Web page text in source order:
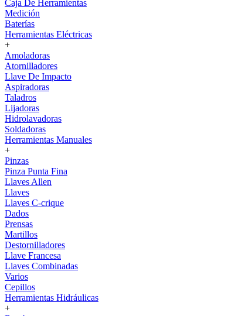
Caja De Herramientas
Medición
Baterías
Herramientas Eléctricas
+
Amoladoras
Atornilladores
Llave De Impacto
Aspiradoras
Taladros
Lijadoras
Hidrolavadoras
Soldadoras
Herramientas Manuales
+
Pinzas
Pinza Punta Fina
Llaves Allen
Llaves
Llaves C-crique
Dados
Prensas
Martillos
Destornilladores
Llave Francesa
Llaves Combinadas
Varios
Cepillos
Herramientas Hidráulicas
+